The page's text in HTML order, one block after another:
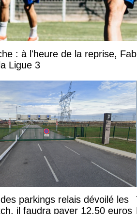
: à l'heure de la reprise,
Ligue 3
parkings relais dévoilé les
il faudra payer 12,50 euros